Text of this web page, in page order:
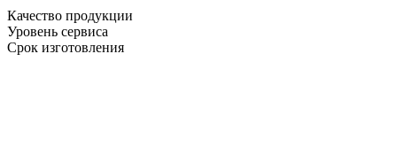
Качество продукции
Уровень сервиса
Срок изготовления